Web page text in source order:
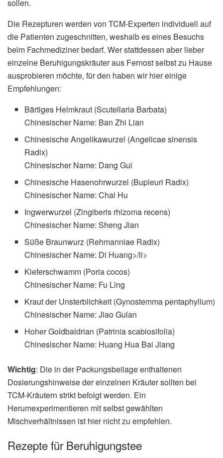
sollen.
Die Rezepturen werden von TCM-Experten individuell auf
die Patienten zugeschnitten, weshalb es eines Besuchs
beim Fachmediziner bedarf. Wer stattdessen aber lieber
einzelne Beruhigungskräuter aus Fernost selbst zu Hause
ausprobieren möchte, für den haben wir hier einige
Empfehlungen:
Bärtiges Helmkraut (Scutellaria Barbata)
Chinesischer Name: Ban Zhi Lian
Chinesische Angelikawurzel (Angelicae sinensis
Radix)
Chinesischer Name: Dang Gui
Chinesische Hasenohrwurzel (Bupleuri Radix)
Chinesischer Name: Chai Hu
Ingwerwurzel (Zingiberis rhizoma recens)
Chinesischer Name: Sheng Jian
Süße Braunwurz (Rehmanniae Radix)
Chinesischer Name: Di Huang>/li>
Kieferschwamm (Poria cocos)
Chinesischer Name: Fu Ling
Kraut der Unsterblichkeit (Gynostemma pentaphyllum)
Chinesischer Name: Jiao Gulan
Hoher Goldbaldrian (Patrinia scabiosifolia)
Chinesischer Name: Huang Hua Bai Jiang
Wichtig: Die in der Packungsbeilage enthaltenen
Dosierungshinweise der einzelnen Kräuter sollten bei
TCM-Kräutern strikt befolgt werden. Ein
Herumexperimentieren mit selbst gewählten
Mischverhältnissen ist hier nicht zu empfehlen.
Rezepte für Beruhigungstee